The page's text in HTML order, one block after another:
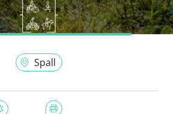
Spall